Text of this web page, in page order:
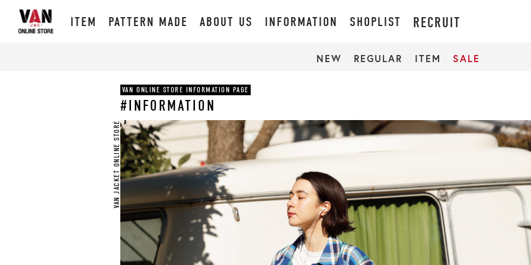
ITEM PATTERN MADE ABOUT US INFORMATION SHOPLIST RECRUIT
NEW REGULAR ITEM SALE
VAN ONLINE STORE INFORMATION PAGE
#INFORMATION
VAN JACKET ONLINE STORE